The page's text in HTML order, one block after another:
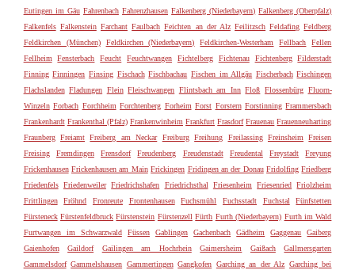
Eutingen im Gäu Fahrenbach Fahrenzhausen Falkenberg (Niederbayern) Falkenberg (Oberpfalz)
Falkenfels Falkenstein Farchant Faulbach Feichten an der Alz Feilitzsch Feldafing Feldberg
Feldkirchen (München)
Feldkirchen (Niederbayern) Feldkirchen-Westerham Fellbach
Fellen
Fellheim
Fensterbach Feucht Feuchtwangen Fichtelberg Fichtenau Fichtenberg
Filderstadt
Finning Finningen Finsing Fischach Fischbachau Fischen im Allgäu Fischerbach Fischingen
Flachslanden Fladungen Flein Fleischwangen Flintsbach am Inn Floß Flossenbürg Fluorn-
Winzeln Forbach Forchheim Forchtenberg Forheim Forst Forstern Forstinning Frammersbach
Frankenhardt Frankenthal (Pfalz) Frankenwinheim Frankfurt Frasdorf Frauenau Frauenneuharting
Fraunberg Freiamt Freiberg am Neckar Freiburg Freihung Freilassing Freinsheim
Freisen
Freising
Fremdingen Frensdorf Freudenberg Freudenstadt Freudental Freystadt
Freyung
Frickenhausen Frickenhausen am Main Frickingen Fridingen an der Donau Fridolfing Friedberg
Friedenfels Friedenweiler Friedrichshafen Friedrichsthal Friesenheim Friesenried Friolzheim
Frittlingen
Fröhnd Fronreute Frontenhausen Fuchsmühl Fuchsstadt Fuchstal
Fünfstetten
Fürsteneck Fürstenfeldbruck Fürstenstein Fürstenzell Fürth Furth (Niederbayern) Furth im Wald
Furtwangen im Schwarzwald
Füssen Gablingen Gachenbach Gädheim Gaggenau
Gaiberg
Gaienhofen
Gaildorf Gailingen am Hochrhein Gaimersheim Gaißach
Gallmersgarten
Gammelsdorf Gammelshausen Gammertingen Gangkofen Garching an der Alz Garching bei